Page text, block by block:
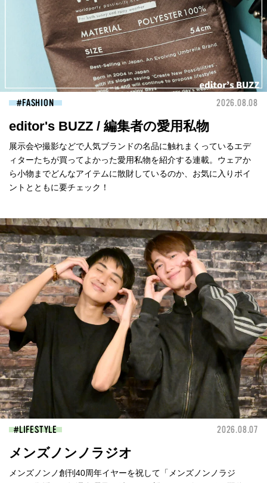
FASHION 2026.08.08
editor's BUZZ / 編集者の愛用私物
展示会や撮影などで人気ブランドの名品に触れまくっているエデ
ィターたちが買ってよかった愛用私物を紹介する連載。ウェアか
ら小物までどんなアイテムに散財しているのか、お気に入りポイ
ントとともに要チェック！
LIFESTYLE 2026.08.07
メンズノンノラジオ
メンズノンノ創刊40周年イヤーを祝して「メンズノンノラジ